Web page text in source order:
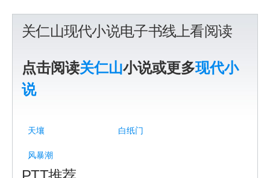
关仁山现代小说电子书线上看阅读
点击阅读关仁山小说或更多现代小
说
天壤 白纸门
风暴潮